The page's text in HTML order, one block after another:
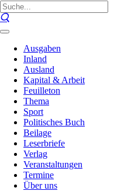
Ausgaben
Inland
Ausland
Kapital & Arbeit
Feuilleton
Thema
Sport
Politisches Buch
Beilage
Leserbriefe
Verlag
Veranstaltungen
Termine
Über uns